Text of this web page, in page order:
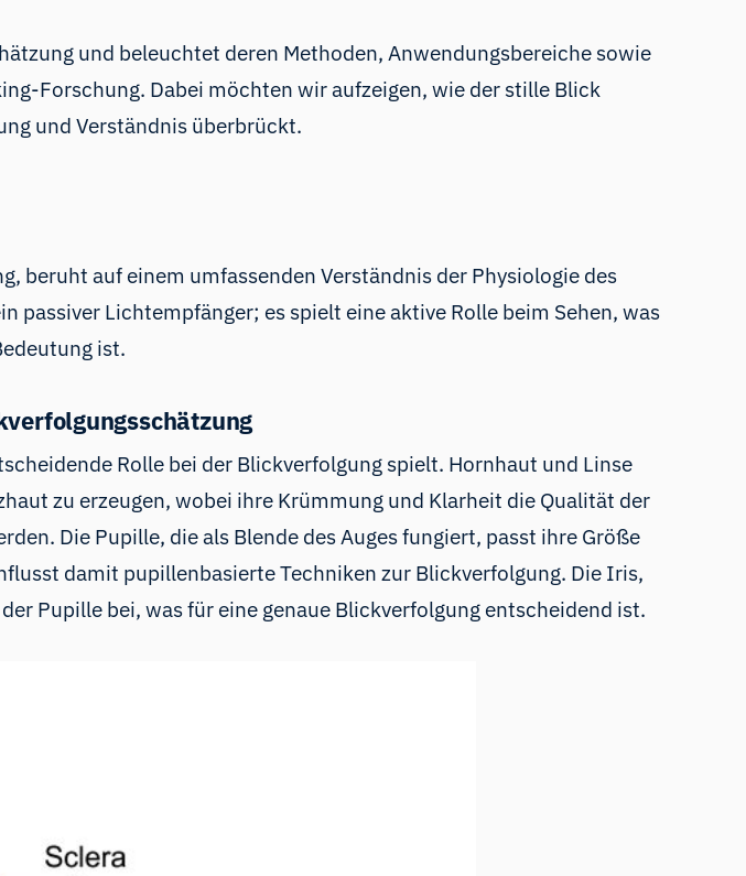
und beleuchtet deren Methoden, Anwendungsbereiche sowie
Forschung. Dabei möchten wir aufzeigen, wie der stille Blick
und Verständnis überbrückt.
beruht auf einem umfassenden Verständnis der Physiologie des
passiver Lichtempfänger; es spielt eine aktive Rolle beim Sehen, was
ist.
Rolle bei der Blickverfolgung spielt. Hornhaut und Linse
zu erzeugen, wobei ihre Krümmung und Klarheit die Qualität der
Die Pupille, die als Blende des Auges fungiert, passt ihre Größe
damit pupillenbasierte Techniken zur Blickverfolgung. Die Iris,
Pupille bei, was für eine genaue Blickverfolgung entscheidend ist.